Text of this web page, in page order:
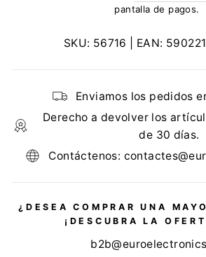
pantalla de pagos.
SKU: 56716 | EAN:
Enviamos los pedidos
Derecho a devolver los
de 30 días.
Contáctenos:
¿DESEA COMPRAR UNA
¡DESCUBRA LA